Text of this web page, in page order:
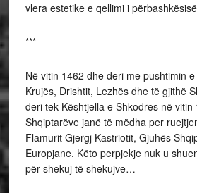
vlera estetike e qellimi i
***
Në vitin 1462 dhe deri me pushtimin
Krujës, Drishtit, Lezhës dhe të gjithë
deri tek Kështjella e Shkodres në
Shqiptarëve janë të mëdha per
Flamurit Gjergj Kastriotit, Gjuhës
Europjane. Këto perpjekje nuk u
për shekuj të shekujve…